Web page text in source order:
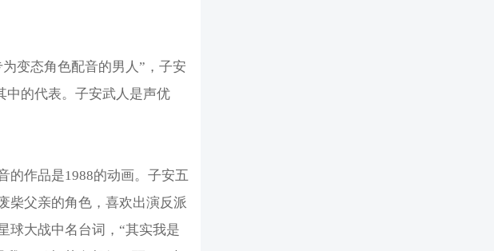
变态角色配音的男人”，子安
中的代表。子安武人是声优
的作品是1988的动画。子安五
柴父亲的角色，喜欢出演反派
球大战中名台词，“其实我是